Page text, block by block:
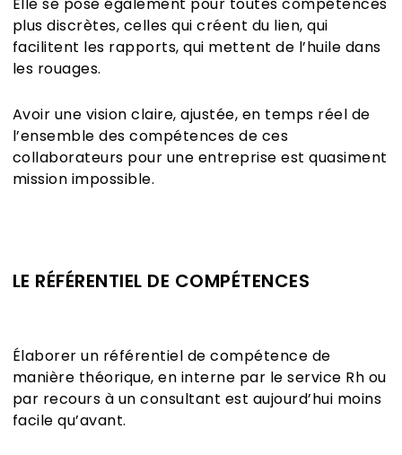
plus discrètes, celles qui créent du lien, qui
facilitent les rapports, qui mettent de l’huile dans
les rouages.
Avoir une vision claire, ajustée, en temps réel de
l’ensemble des compétences de ces
collaborateurs pour une entreprise est quasiment
mission impossible.
LE RÉFÉRENTIEL DE COMPÉTENCES
Élaborer un référentiel de compétence de
manière théorique, en interne par le service Rh ou
par recours à un consultant est aujourd’hui moins
facile qu’avant.